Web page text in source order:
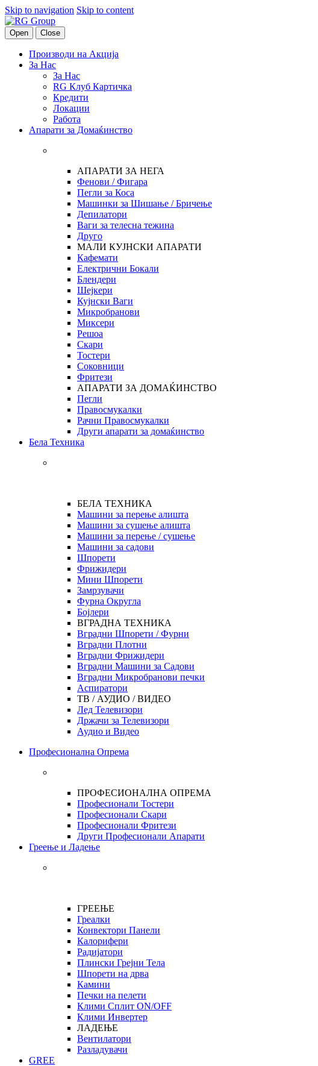
Skip to navigation Skip to content
Open Close
Производи на Акција
За Нас
За Нас
RG Клуб Картичка
Кредити
Локации
Работа
Апарати за Домаќинство
АПАРАТИ ЗА НЕГА
Фенови / Фигара
Пегли за Коса
Машинки за Шишање / Бричење
Депилатори
Ваги за телесна тежина
Друго
МАЛИ КУЈНСКИ АПАРАТИ
Кафемати
Електрични Бокали
Блендери
Шејкери
Кујнски Ваги
Микробранови
Миксери
Решоа
Скари
Тостери
Соковници
Фритези
АПАРАТИ ЗА ДОМАЌИНСТВО
Пегли
Правосмукалки
Рачни Правосмукалки
Други апарати за домаќинство
Бела Техника
БЕЛА ТЕХНИКА
Машини за перење алишта
Машини за сушење алишта
Машини за перење / сушење
Машини за садови
Шпорети
Фрижидери
Мини Шпорети
Замрзувачи
Фурна Округла
Бојлери
ВГРАДНА ТЕХНИКА
Вградни Шпорети / Фурни
Вградни Плотни
Вградни Фрижидери
Вградни Машини за Садови
Вградни Микробранови печки
Аспиратори
ТВ / АУДИО / ВИДЕО
Лед Телевизори
Држачи за Телевизори
Аудио и Видео
Професионална Опрема
ПРОФЕСИОНАЛНА ОПРЕМА
Професионали Тостери
Професионали Скари
Професионали Фритези
Други Професионали Апарати
Греење и Ладење
ГРЕЕЊЕ
Греалки
Конвектори Панели
Калорифери
Радијатори
Плински Грејни Тела
Шпорети на дрва
Камини
Печки на пелети
Клими Сплит ON/OFF
Клими Инвертер
ЛАДЕЊЕ
Вентилатори
Разладувачи
GREE